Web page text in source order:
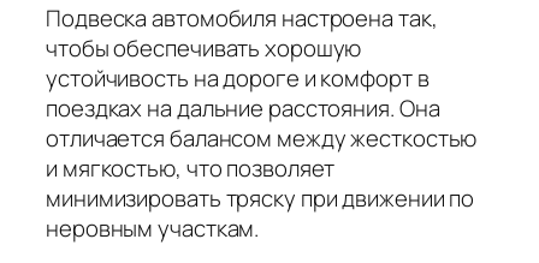
Подвеска автомобиля настроена так,
чтобы обеспечивать хорошую
устойчивость на дороге и комфорт в
поездках на дальние расстояния. Она
отличается балансом между жесткостью
и мягкостью, что позволяет
минимизировать тряску при движении по
неровным участкам.